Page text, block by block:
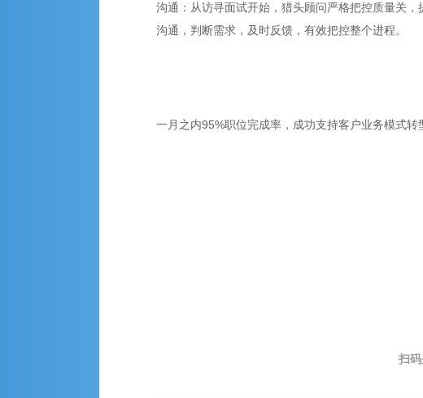
沟通：从访寻面试开始，猎头顾问严格把控质量关
沟通，判断需求，及时反馈，有效把控整个进程。
一月之内95%职位完成率，成功支持客户业务模式
扫